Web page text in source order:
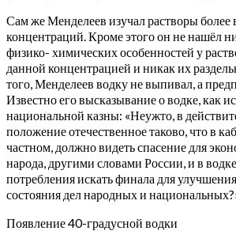
Сам же Менделеев изучал растворы более
концентраций. Кроме этого он не нашёл
физико- химических особенностей у
данной концентрацией и никак их
того, Менделеев водку не выпивал, а
Известно его высказывание о водке, как
национальной казны: «Неужто, в
положение отечественное таково, что в
частном, должно видеть спасение для
народа, другими словами России, и в
потребления искать финала для
состояния дел народных и
Появление 40-градусной водки